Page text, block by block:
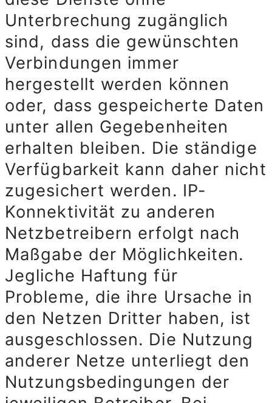
Unterbrechung zugänglich
sind, dass die gewünschten
Verbindungen immer
hergestellt werden können
oder, dass gespeicherte Daten
unter allen Gegebenheiten
erhalten bleiben. Die ständige
Verfügbarkeit kann daher nicht
zugesichert werden. IP-
Konnektivität zu anderen
Netzbetreibern erfolgt nach
Maßgabe der Möglichkeiten.
Jegliche Haftung für
Probleme, die ihre Ursache in
den Netzen Dritter haben, ist
ausgeschlossen. Die Nutzung
anderer Netze unterliegt den
Nutzungsbedingungen der